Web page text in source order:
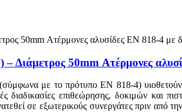
– Διάμετρος 50mm Ατέρμονες
με το πρότυπο EN 818-4)
διαδικασίες επιθεώρησης, δοκιμών και
σε εξωτερικούς συνεργάτες πριν